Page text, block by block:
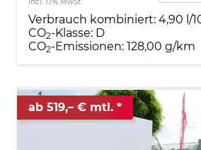
Verbrauch kombiniert: 4,90 l/
CO2-Klasse: D
CO2-Emissionen: 128,00 g/km
ab 519,– € mtl.